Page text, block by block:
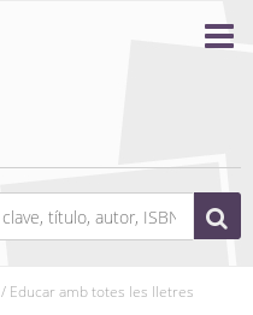
/ Educar amb totes les lletres